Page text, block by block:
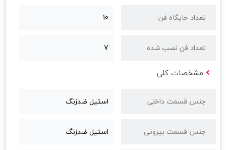
تعداد جایگاه‌ فن 10
تعداد فن نصب‌ شده 7
مشخصات کلی
جنس قسمت داخلی استیل ضدزنگ
جنس قسمت بیرونی استیل ضدزنگ